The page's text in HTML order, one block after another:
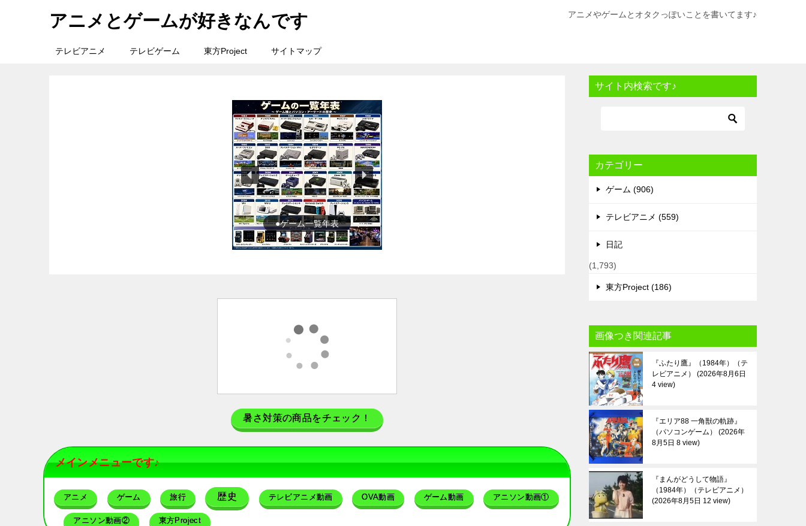
アニメとゲームが好きなんです アニメやゲームとオタクっぽいことを書いてます♪
テレビアニメ テレビゲーム 東方Project サイトマップ
●ゲーム一覧年表
暑さ対策の商品をチェック！
メインメニューです♪
アニメ ゲーム 旅行 歴史 テレビアニメ動画 OVA動画 ゲーム動画 アニソン動画①
アニソン動画② 東方Project
サイト内検索です♪
カテゴリー
ゲーム (906)
テレビアニメ (559)
日記
(1,793)
東方Project (186)
画像つき関連記事
『ふたり鷹』（1984年）（テ
レビアニメ）
2026年8月6日
4 view
『エリア88 一角獣の軌跡』
（パソコンゲーム）
2026年
8月5日 8 view
『まんがどうして物語』
（1984年）（テレビアニメ）
2026年8月5日 12 view